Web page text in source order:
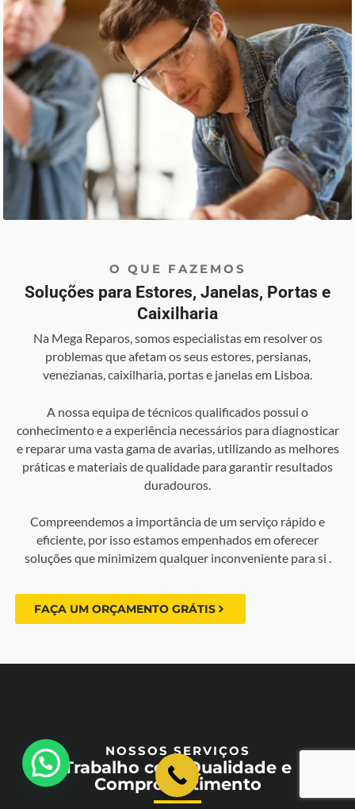
O QUE FAZEMOS
Soluções para Estores, Janelas, Portas e
Caixilharia
Na Mega Reparos, somos especialistas em resolver os
problemas que afetam os seus estores, persianas,
venezianas, caixilharia, portas e janelas em Lisboa.
A nossa equipa de técnicos qualificados possui o
conhecimento e a experiência necessários para diagnosticar
e reparar uma vasta gama de avarias, utilizando as melhores
práticas e materiais de qualidade para garantir resultados
duradouros.
Compreendemos a importância de um serviço rápido e
eficiente, por isso estamos empenhados em oferecer
soluções que minimizem qualquer inconveniente para si .
FAÇA UM ORÇAMENTO GRÁTIS
NOSSOS SERVIÇOS
Trabalho com Qualidade e
Comprometimento
💬 Como podemos ajudar?